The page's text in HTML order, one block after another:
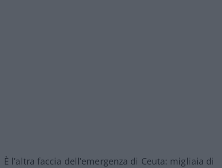
È l’altra faccia dell’emergenza di Ceuta: migliaia di